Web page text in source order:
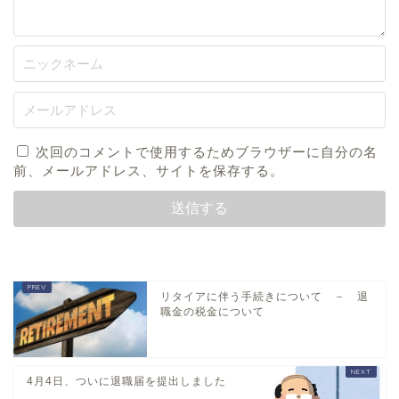
次回のコメントで使用するためブラウザーに自分の名
前、メールアドレス、サイトを保存する。
リタイアに伴う手続きについて － 退
職金の税金について
4月4日、ついに退職届を提出しました